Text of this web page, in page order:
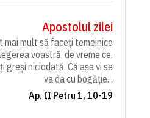
Apostolul zilei
mai mult să faceți temeinice
voastră, de vreme ce,
greși niciodată. Că așa vi se
va da cu bogăție...
Ap. II Petru 1, 10-19